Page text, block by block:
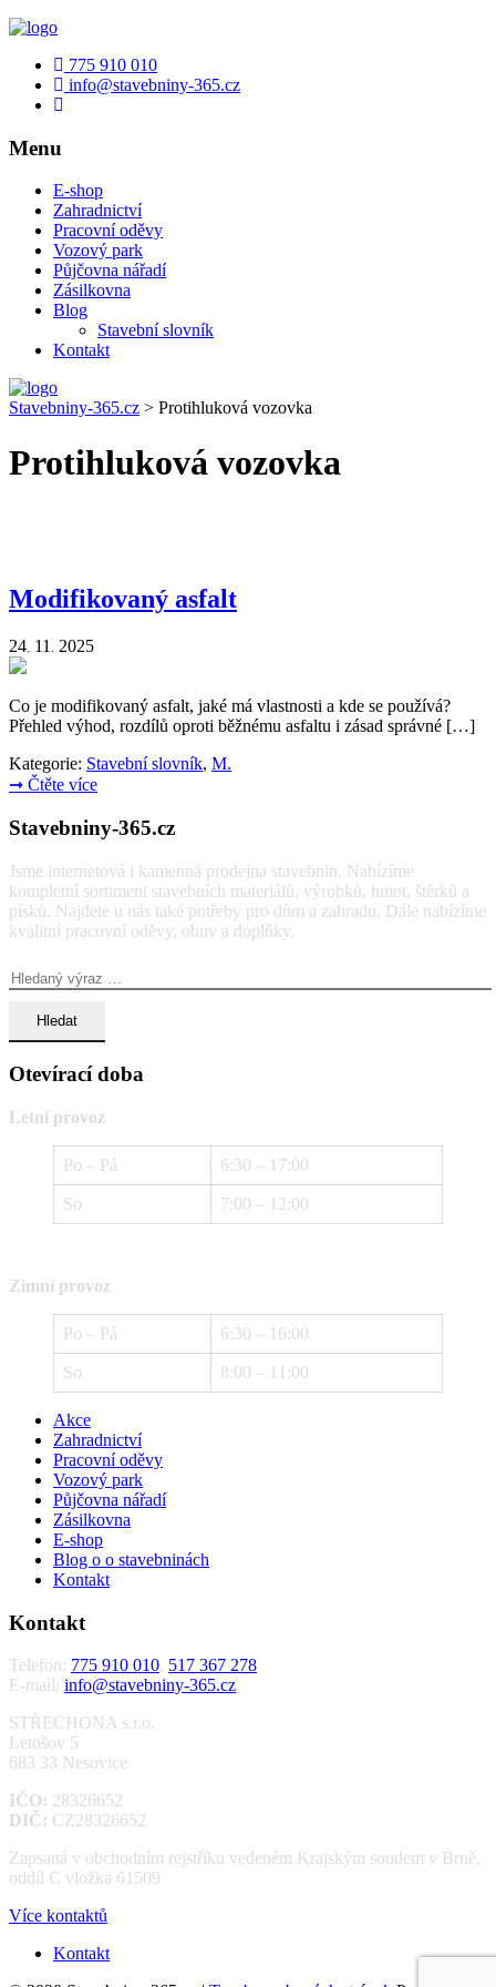
775 910 010
info@stavebniny-365.cz
Menu
E-shop
Zahradnictví
Pracovní oděvy
Vozový park
Půjčovna nářadí
Zásilkovna
Blog
Stavební slovník
Kontakt
Stavebniny-365.cz > Protihluková vozovka
Protihluková vozovka
Modifikovaný asfalt
24. 11 . 2025
Co je modifikovaný asfalt, jaké má vlastnosti a kde se používá?
Přehled výhod, rozdílů oproti běžnému asfaltu i zásad správné […]
Kategorie: Stavební slovník, M.
➞ Čtěte více
Stavebniny-365.cz
Jsme internetová i kamenná prodejna stavebnin. Nabízíme
kompletní sortiment stavebních materiálů, výrobků, hmot, štěrků a
písků. Najdete u nás také potřeby pro dům a zahradu. Dále nabízíme
kvalitní pracovní oděvy, obuv a doplňky.
Otevírací doba
Letní provoz
Po – Pá 6:30 – 17:00
So 7:00 – 12:00
Zimní provoz
Po – Pá 6:30 – 16:00
So 8:00 – 11:00
Akce
Zahradnictví
Pracovní oděvy
Vozový park
Půjčovna nářadí
Zásilkovna
E-shop
Blog o o stavebninách
Kontakt
Kontakt
Telefon: 775 910 010, 517 367 278
E-mail: info@stavebniny-365.cz
STŘECHONA s.r.o.
Letošov 5
683 33 Nesovice
IČO: 28326652
DIČ: CZ28326652
Zapsaná v obchodním rejstříku vedeném Krajským soudem v Brně,
oddíl C vložka 61509
Více kontaktů
Kontakt